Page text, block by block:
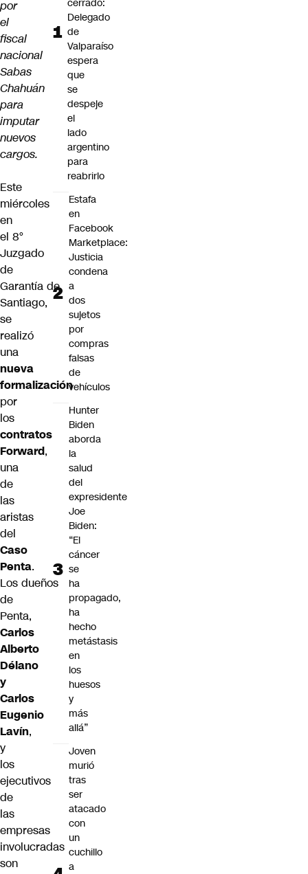
por
el
fiscal
nacional
Sabas
Chahuán
para
imputar
nuevos
cargos.
Este
miércoles
en
el 8°
Juzgado
de
Garantía de
Santiago,
se
realizó
una
nueva
formalización
por
los
contratos
Forward,
una
de
las
aristas
del
Caso
Penta.
Los dueños
de
Penta,
Carlos
Alberto
Délano
y
Carlos
Eugenio
Lavín,
y
los
ejecutivos
de
las
empresas
involucradas
son
cerrado:
Delegado
de
Valparaíso
espera
que
se
despeje
el
lado
argentino
para
reabrirlo
Estafa
en
Facebook
Marketplace:
Justicia
condena
a
dos
sujetos
por
compras
falsas
de
vehículos
Hunter
Biden
aborda
la
salud
del
expresidente
Joe
Biden:
“El
cáncer
se
ha
propagado,
ha
hecho
metástasis
en
los
huesos
y
más
allá”
Joven
murió
tras
ser
atacado
con
un
cuchillo
a